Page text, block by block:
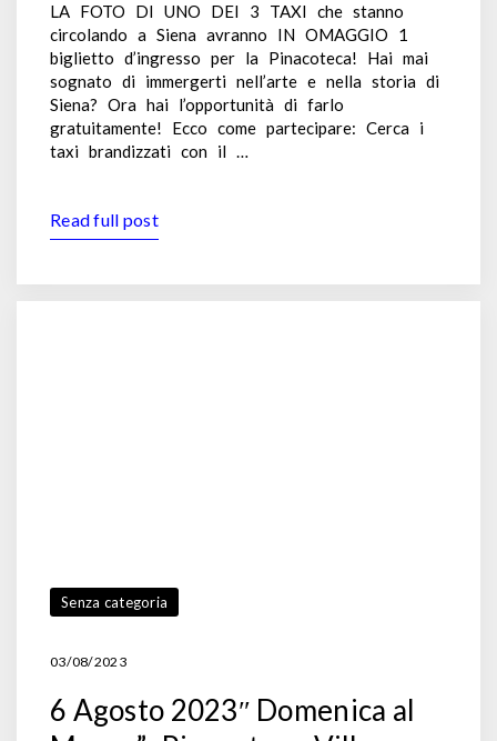
LA FOTO DI UNO DEI 3 TAXI che stanno
circolando a Siena avranno IN OMAGGIO 1
biglietto d’ingresso per la Pinacoteca! Hai mai
sognato di immergerti nell’arte e nella storia di
Siena? Ora hai l’opportunità di farlo
gratuitamente! Ecco come partecipare: Cerca i
taxi brandizzati con il …
Read full post
Senza categoria
03/08/2023
6 Agosto 2023″ Domenica al